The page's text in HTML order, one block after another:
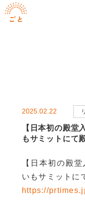
2025.02.22
【日本初の殿堂
もサミットにて
【日本初の殿
いもサミットに
https://